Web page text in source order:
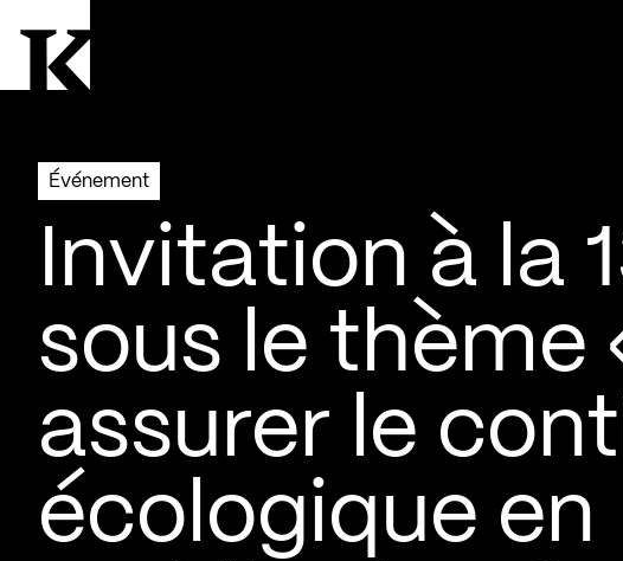
Événement
Invitation à la
sous le thème
assurer le
écologique en